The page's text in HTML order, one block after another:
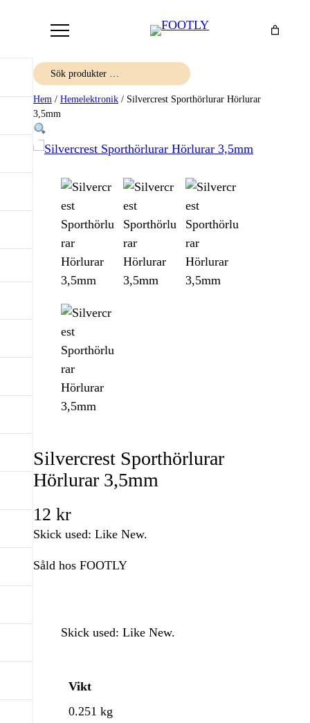
Sök
Hem / Hemelektronik / Silvercrest Sporthörlurar Hörlurar
3,5mm
Silvercrest Sporthörlurar
Hörlurar 3,5mm
12 kr
Skick used: Like New.
Såld hos FOOTLY
Skick used: Like New.
Vikt
0.251 kg